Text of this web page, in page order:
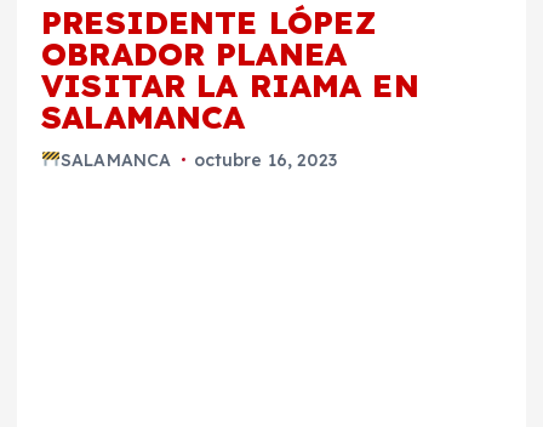
PRESIDENTE LÓPEZ
OBRADOR PLANEA
VISITAR LA RIAMA EN
SALAMANCA
SALAMANCA octubre 16, 2023